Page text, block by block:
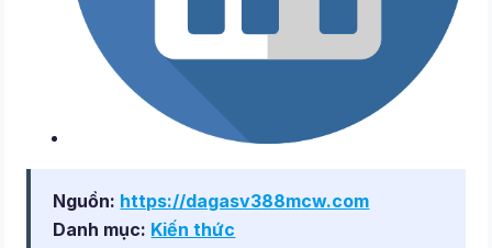
Nguồn: https://dagasv388mcw.com
Danh mục: Kiến thức